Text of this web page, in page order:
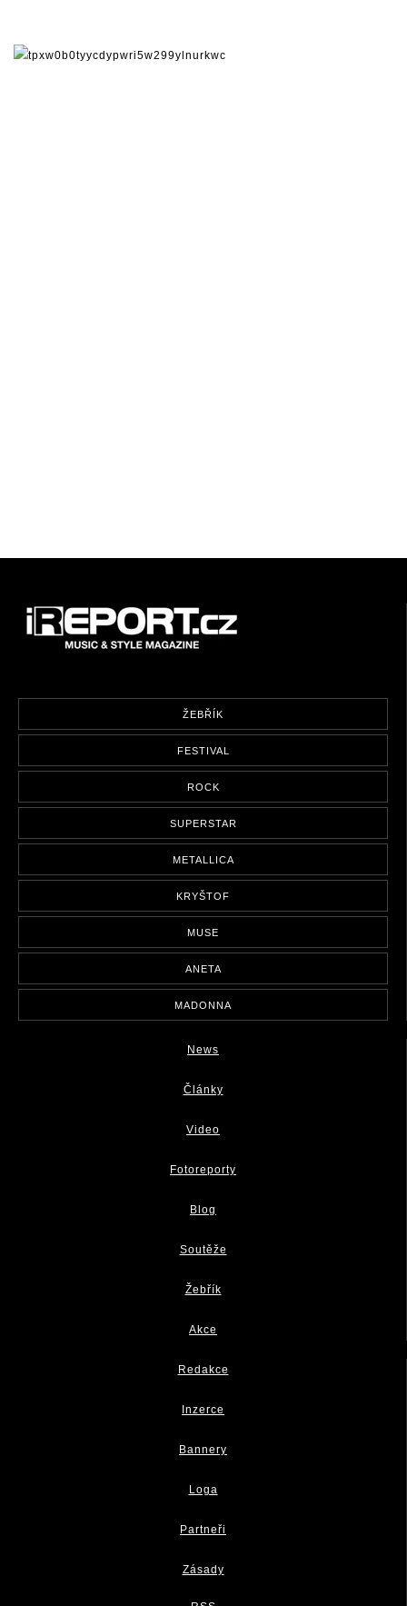
ŽEBŘÍK
FESTIVAL
ROCK
SUPERSTAR
METALLICA
KRYŠTOF
MUSE
ANETA
MADONNA
News
Články
Video
Fotoreporty
Blog
Soutěže
Žebřík
Akce
Redakce
Inzerce
Bannery
Loga
Partneři
Zásady